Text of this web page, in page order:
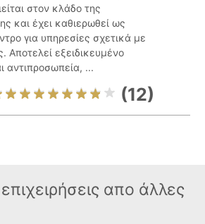
στον κλάδο της
και έχει καθιερωθεί ως
για υπηρεσίες σχετικά με
Αποτελεί εξειδικευμένο
αντιπροσωπεία, ...
(12)
απο άλλες